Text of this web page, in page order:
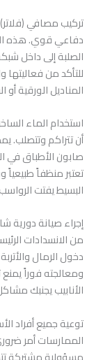
تركيب مصافي
دفاعي قوي. هذه
الصلبة إلى داخل
للتأكد من فعاليتها
المناديل الورقية
استخدام الماء
أن تتراكم وتتصلب.
صابون الأطباق في
تعتبر منظفاً طبيعياً
البسيط يفتت الرواسب
من الانسدادات
دخول الرمال
ومعالجته فوراً
الأنابيب يجنبك
توعية جميع أفراد
الممارسات أمر